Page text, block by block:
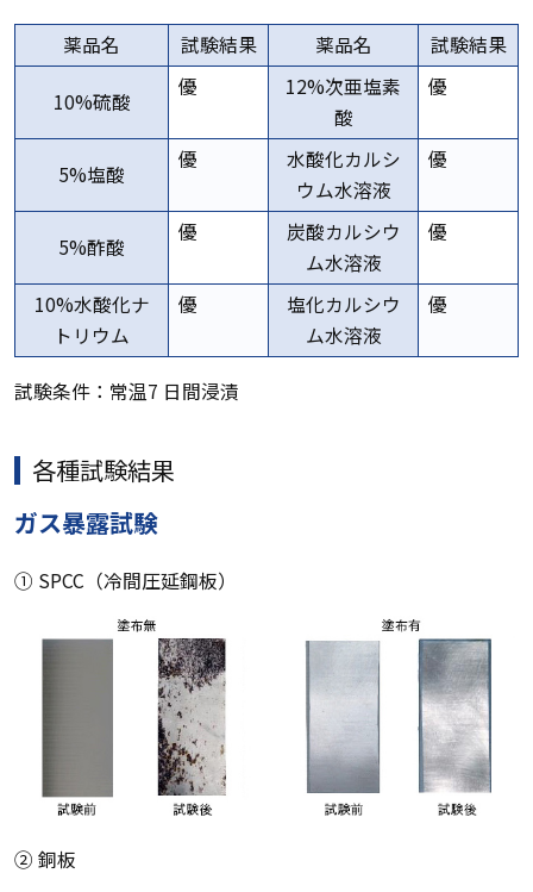
薬品名 試験結果 薬品名 試験結果
10%硫酸
優
12%次亜塩素
酸
優
5%塩酸
優
水酸化カルシ
ウム水溶液
優
5%酢酸
優
炭酸カルシウ
ム水溶液
優
10%水酸化ナ
トリウム
優
塩化カルシウ
ム水溶液
優
試験条件：常温7 日間浸漬
各種試験結果
ガス暴露試験
① SPCC（冷間圧延鋼板）
② 銅板